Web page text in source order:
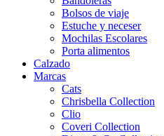
Bolsos de viaje
Estuche y neceser
Mochilas Escolares
Porta alimentos
Calzado
Marcas
Cats
Chrisbella Collection
Clio
Coveri Collection